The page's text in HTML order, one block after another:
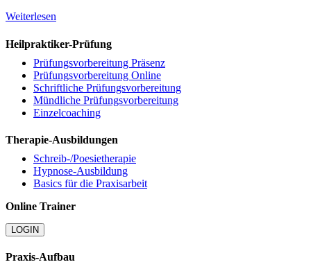
Weiterlesen
Heilpraktiker-Prüfung
Prüfungsvorbereitung Präsenz
Prüfungsvorbereitung Online
Schriftliche Prüfungsvorbereitung
Mündliche Prüfungsvorbereitung
Einzelcoaching
Therapie-Ausbildungen
Schreib-/Poesietherapie
Hypnose-Ausbildung
Basics für die Praxisarbeit
Online Trainer
LOGIN
Praxis-Aufbau